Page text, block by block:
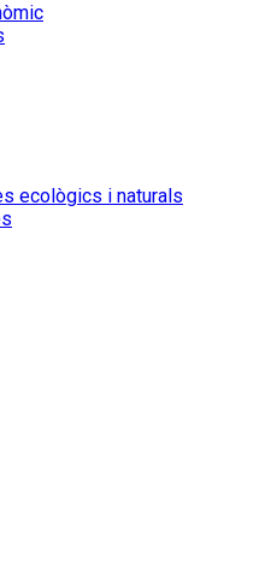
ecològics i naturals